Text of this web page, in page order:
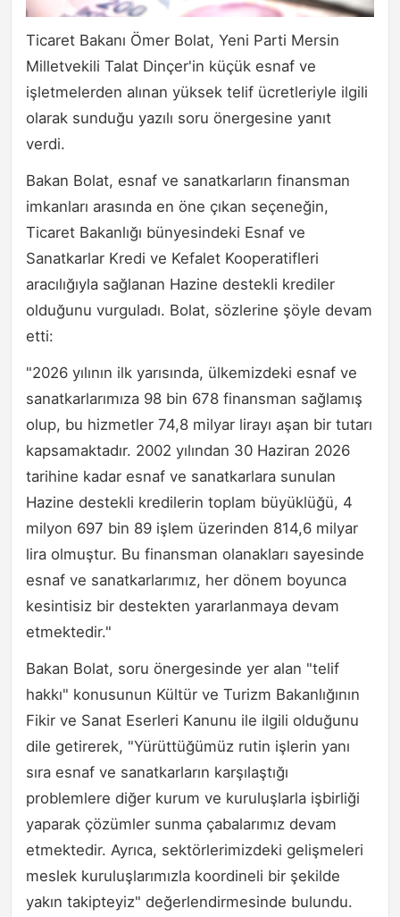
Ticaret Bakanı Ömer Bolat, Yeni Parti Mersin
Milletvekili Talat Dinçer'in küçük esnaf ve
işletmelerden alınan yüksek telif ücretleriyle ilgili
olarak sunduğu yazılı soru önergesine yanıt
verdi.
Bakan Bolat, esnaf ve sanatkarların finansman
imkanları arasında en öne çıkan seçeneğin,
Ticaret Bakanlığı bünyesindeki Esnaf ve
Sanatkarlar Kredi ve Kefalet Kooperatifleri
aracılığıyla sağlanan Hazine destekli krediler
olduğunu vurguladı. Bolat, sözlerine şöyle devam
etti:
"2026 yılının ilk yarısında, ülkemizdeki esnaf ve
sanatkarlarımıza 98 bin 678 finansman sağlamış
olup, bu hizmetler 74,8 milyar lirayı aşan bir tutarı
kapsamaktadır. 2002 yılından 30 Haziran 2026
tarihine kadar esnaf ve sanatkarlara sunulan
Hazine destekli kredilerin toplam büyüklüğü, 4
milyon 697 bin 89 işlem üzerinden 814,6 milyar
lira olmuştur. Bu finansman olanakları sayesinde
esnaf ve sanatkarlarımız, her dönem boyunca
kesintisiz bir destekten yararlanmaya devam
etmektedir."
Bakan Bolat, soru önergesinde yer alan "telif
hakkı" konusunun Kültür ve Turizm Bakanlığının
Fikir ve Sanat Eserleri Kanunu ile ilgili olduğunu
dile getirerek, "Yürüttüğümüz rutin işlerin yanı
sıra esnaf ve sanatkarların karşılaştığı
problemlere diğer kurum ve kuruluşlarla işbirliği
yaparak çözümler sunma çabalarımız devam
etmektedir. Ayrıca, sektörlerimizdeki gelişmeleri
meslek kuruluşlarımızla koordineli bir şekilde
yakın takipteyiz" değerlendirmesinde bulundu.